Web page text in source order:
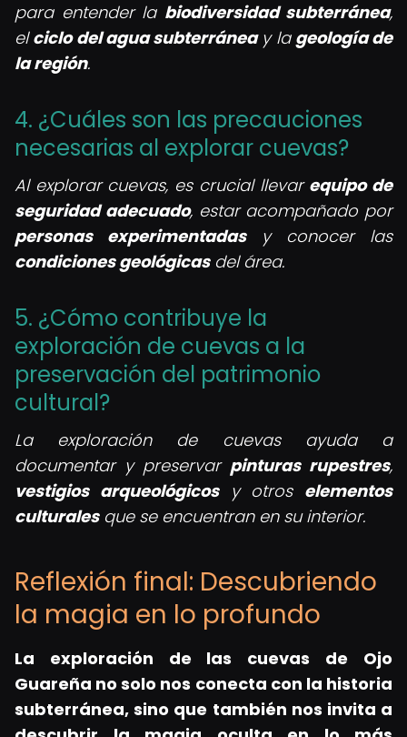
para entender la biodiversidad subterránea,
elciclo del agua subterráneay la geología de
la región.
4. ¿Cuáles son las precauciones
necesarias al explorar cuevas?
Al explorar cuevas, es crucial llevar equipo de
seguridad adecuado, estar acompañado por
personas experimentadasy conocer las
condiciones geológicasdel área.
5. ¿Cómo contribuye la
exploración de cuevas a la
preservación del patrimonio
cultural?
La exploración de cuevas ayuda a
documentar y preservar pinturas rupestres,
vestigios arqueológicosy otros elementos
culturalesque se encuentran en su interior.
Reflexión final: Descubriendo
la magia en lo profundo
La exploración de las cuevas de Ojo
Guareña no solo nos conecta con la historia
subterránea, sino que también nos invita a